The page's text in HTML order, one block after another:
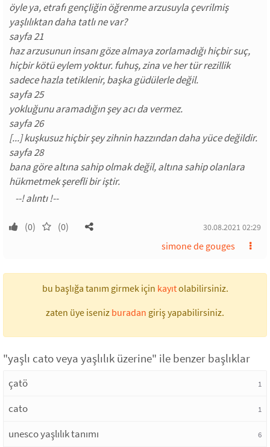
öyle ya, etrafı gençliğin öğrenme arzusuyla çevrilmiş
yaşlılıktan daha tatlı ne var?
sayfa 21
haz arzusunun insanı göze almaya zorlamadığı hiçbir suç,
hiçbir kötü eylem yoktur. fuhuş, zina ve her tür rezillik
sadece hazla tetiklenir, başka güdülerle değil.
sayfa 25
yokluğunu aramadığın şey acı da vermez.
sayfa 26
[...] kuşkusuz hiçbir şey zihnin hazzından daha yüce değildir.
sayfa 28
bana göre altına sahip olmak değil, altına sahip olanlara
hükmetmek şerefli bir iştir.
(0) (0) 30.08.2021 02:29
simone de gouges
bu başlığa tanım girmek için kayıtolabilirsiniz.
zaten üye iseniz buradan giriş yapabilirsiniz.
"yaşlı cato veya yaşlılık üzerine" ile benzer başlıklar
çatö 1
cato 1
unesco yaşlılık tanımı 6